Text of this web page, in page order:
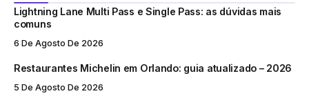
Lightning Lane Multi Pass e Single Pass: as dúvidas mais
comuns
6 De Agosto De 2026
Restaurantes Michelin em Orlando: guia atualizado – 2026
5 De Agosto De 2026